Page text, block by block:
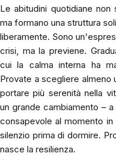
Le abitudini quotidiane non
ma formano una struttura
liberamente. Sono
crisi, ma la previene.
cui la calma interna ha
Provate a scegliere almeno
portare più serenità nella
un grande cambiamento –
consapevole al momento
silenzio prima di dormire.
nasce la resilienza.